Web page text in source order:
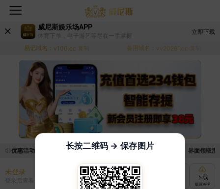
威尼斯娱乐场APP
体育下单，电子游艺等尽在一手掌握
立即下载
易记域名： v100.cc 复制 备用域名： vv20261.cc 复制
取优惠活动的手续麻烦，已新增优惠系统，现在可以前往【福利中心】界面领取
未登录
登录后查看 充值
快速到账
下载
极速APP
长按二维码 → 保存图片